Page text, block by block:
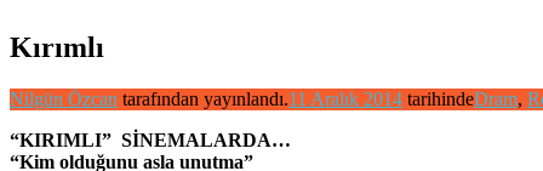
Kırımlı
Nilgün Özcan tarafından yayınlandı.11 Aralık 2014 tarihindeDram,
“KIRIMLI” SİNEMALARDA…
“Kim olduğunu asla unutma”